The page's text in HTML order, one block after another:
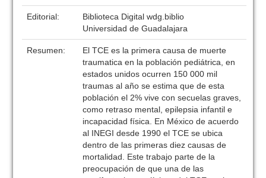
Editorial:
Biblioteca Digital wdg.biblio
Universidad de Guadalajara
Resumen:
El TCE es la primera causa de muerte
traumatica en la población pediátrica, en
estados unidos ocurren 150 000 mil
traumas al año se estima que de esta
población el 2% vive con secuelas graves,
como retraso mental, epilepsia infantil e
incapacidad física. En México de acuerdo
al INEGI desde 1990 el TCE se ubica
dentro de las primeras diez causas de
mortalidad. Este trabajo parte de la
preocupación de que una de las